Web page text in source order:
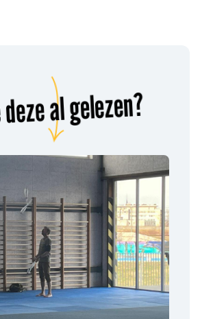
al gelezen?